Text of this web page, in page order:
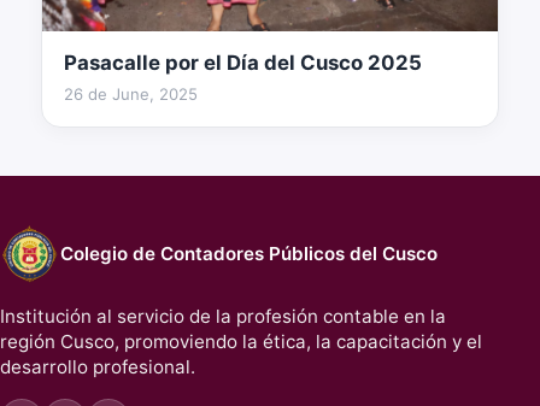
234 fotos
Pasacalle por el Día del Cusco 2025
26 de June, 2025
Colegio de Contadores Públicos del Cusco
Institución al servicio de la profesión contable en la
región Cusco, promoviendo la ética, la capacitación y el
desarrollo profesional.